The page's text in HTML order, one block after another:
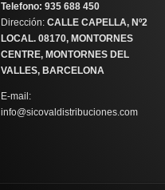
Telefono: 935 688 450
Dirección: CALLE CAPELLA, Nº2
LOCAL. 08170, MONTORNES
CENTRE, MONTORNES DEL
VALLES, BARCELONA
E-mail:
info@sicovaldistribuciones.com